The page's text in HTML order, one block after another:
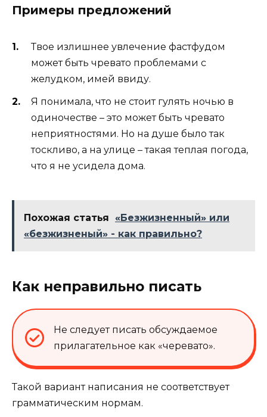
Примеры предложений
Твое излишнее увлечение фастфудом
может быть чревато проблемами с
желудком, имей ввиду.
Я понимала, что не стоит гулять ночью в
одиночестве – это может быть чревато
неприятностями. Но на душе было так
тоскливо, а на улице – такая теплая погода,
что я не усидела дома.
Похожая статья
«Безжизненный» или
«безжизненый» - как правильно?
Как неправильно писать
Не следует писать обсуждаемое
прилагательное как «черевато».
Такой вариант написания не соответствует
грамматическим нормам.